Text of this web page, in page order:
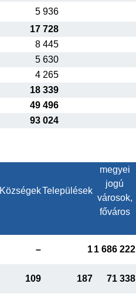
5 936
17 728
8 445
5 630
4 265
18 339
49 496
93 024
KözségekTelepülések
megyei
jogú
városok,
főváros
– 11 686 222
109 187 71 338